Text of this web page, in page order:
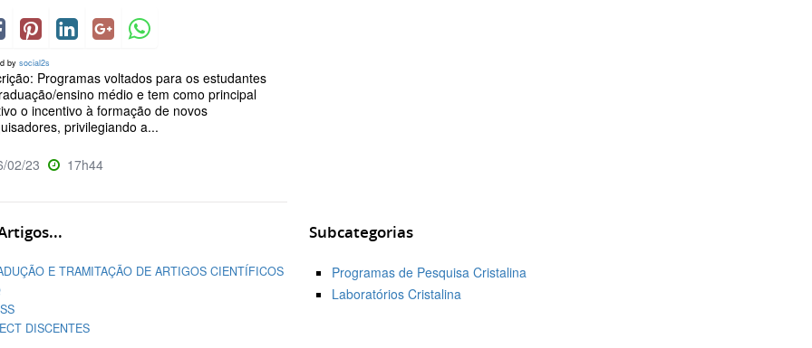
by social2s
Programas voltados para os estudantes
ensino médio e tem como principal
o incentivo à formação de novos
privilegiando a...
02/23 17h44
E TRAMITAÇÃO DE ARTIGOS CIENTÍFICOS
DISCENTES
Subcategorias
Programas de Pesquisa Cristalina
Laboratórios Cristalina